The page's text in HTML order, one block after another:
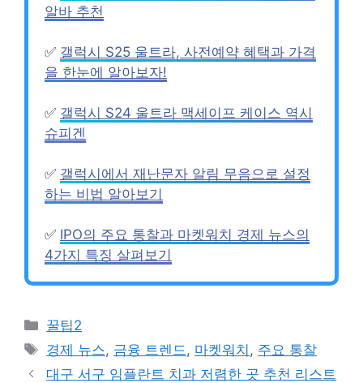
알바 추천
✅ 갤럭시 S25 울트라, 사전예약 혜택과 가격
을 한눈에 알아보자!
✅ 갤럭시 S24 울트라 맥세이프 케이스 역시
슈피겐
✅ 갤럭시에서 재난문자 알림 무음으로 설정
하는 비법 알아보기
✅ IPO의 주요 통찰과 마켓워치 경제 뉴스의
4가지 특징 살펴보기
Categories
꿀팁2
Tags
경제 뉴스, 금융 트렌드 , 마켓워치 , 주요 통찰
대구 서구 임플란트 치과 저렴한 곳 추천 리스트